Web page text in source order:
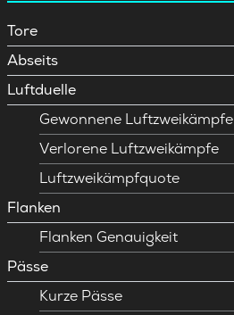
Tore
Abseits
Luftduelle
Gewonnene Luftzweikämpfe
Verlorene Luftzweikämpfe
Luftzweikämpfquote
Flanken
Flanken Genauigkeit
Pässe
Kurze Pässe